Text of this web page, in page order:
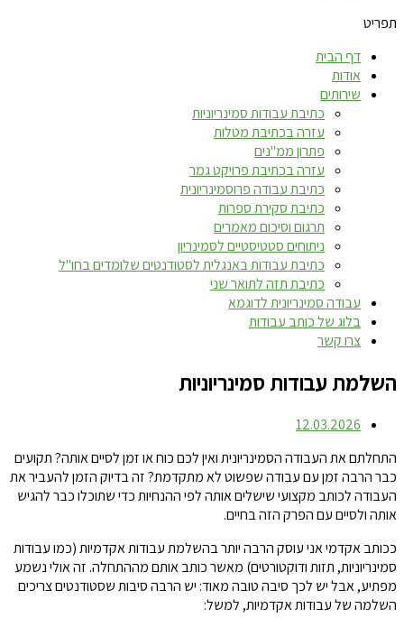
תפריט
דף הבית
אודות
שירותים
כתיבת עבודות סמינריוניות
עזרה בכתיבת מטלות
פתרון ממ"נים
עזרה בכתיבת פרויקט גמר
כתיבת עבודה פרוסמינריונית
כתיבת סקירת ספרות
תרגום וסיכום מאמרים
ניתוחים סטטיסטיים לסמינריון
כתיבת עבודות באנגלית לסטודנטים שלומדים בחו"ל
כתיבת תזה לתואר שני
עבודה סמינריונית לדוגמא
בלוג של כותב עבודות
צרו קשר
השלמת עבודות סמינריוניות
12.03.2026
התחלתם את העבודה הסמינריונית ואין לכם כוח או זמן לסיים אותה? תקועים
כבר הרבה זמן עם עבודה שפשוט לא מתקדמת? זה בדיוק הזמן להעביר את
העבודה לכותב מקצועי שישלים אותה לפי ההנחיות כדי שתוכלו כבר להגיש
אותה ולסיים עם הפרק הזה בחיים.
ככותב אקדמי אני עוסק הרבה יותר בהשלמת עבודות אקדמיות (כמו עבודות
סמינריוניות, תזות ודוקטורטים) מאשר כותב אותם מההתחלה. זה אולי נשמע
מפתיע, אבל יש לכך סיבה טובה מאוד: יש הרבה סיבות שסטודנטים צריכים
השלמה של עבודות אקדמיות, למשל: